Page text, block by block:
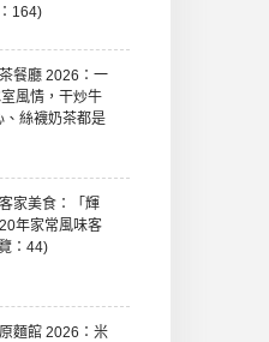
164)
餐廳 2026：一
風情，干炒牛
絲襪奶茶都是
家美食：「輝
年家常風味客
：44)
麵館 2026：米